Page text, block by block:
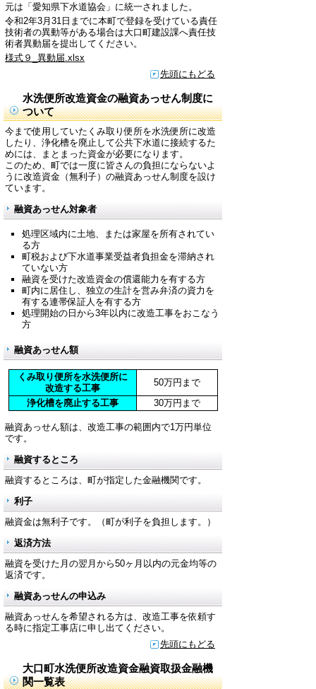
元は「愛知県下水道協会」に統一されました。
令和2年3月31日までに本町で登録を受けている責任
技術者の異動等がある場合は大口町建設課へ責任技
術者異動届を提出してください。
様式９_異動届.xlsx
先頭にもどる
水洗便所改造資金の融資あっせん制度に
ついて
今まで使用していたくみ取り便所を水洗便所に改造
したり、浄化槽を廃止して公共下水道に接続するた
めには、まとまった資金が必要になります。
このため、町では一度に皆さんの負担にならないよ
うに改造資金（無利子）の融資あっせん制度を設け
ています。
融資あっせん対象者
処理区域内に土地、または家屋を所有されてい
る方
町税および下水道事業受益者負担金を滞納され
ていない方
融資を受けた改造資金の償還能力を有する方
町内に居住し、独立の生計を営み弁済の資力を
有する連帯保証人を有する方
処理開始の日から3年以内に改造工事をおこなう
方
融資あっせん額
くみ取り便所を水洗便所に
改造する工事
50万円まで
浄化槽を廃止する工事
30万円まで
融資あっせん額は、改造工事の範囲内で1万円単位
です。
融資するところ
融資するところは、町が指定した金融機関です。
利子
融資金は無利子です。（町が利子を負担します。）
返済方法
融資を受けた月の翌月から50ヶ月以内の元金均等の
返済です。
融資あっせんの申込み
融資あっせんを希望される方は、改造工事を依頼す
る時に指定工事店に申し出てください。
先頭にもどる
大口町水洗便所改造資金融資取扱金融機
関一覧表